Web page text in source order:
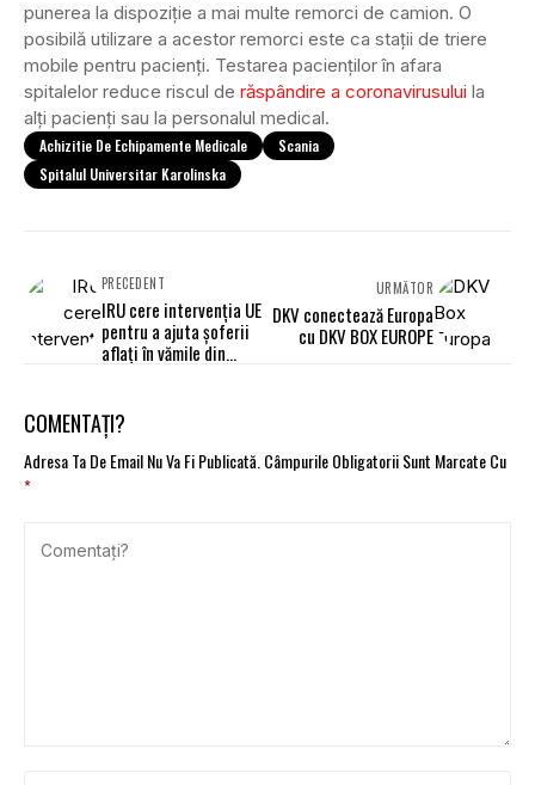
punerea la dispoziție a mai multe remorci de camion. O
posibilă utilizare a acestor remorci este ca stații de triere
mobile pentru pacienți. Testarea pacienților în afara
spitalelor reduce riscul de răspândire a coronavirusului la
alți pacienți sau la personalul medical.
Achizitie De Echipamente Medicale
Scania
Spitalul Universitar Karolinska
PRECEDENT
IRU cere intervenția UE
pentru a ajuta șoferii
aflați în vămile din
URMĂTOR
DKV conectează Europa
cu DKV BOX EUROPE
COMENTAȚI?
Adresa Ta De Email Nu Va Fi Publicată. Câmpurile Obligatorii Sunt Marcate Cu
*